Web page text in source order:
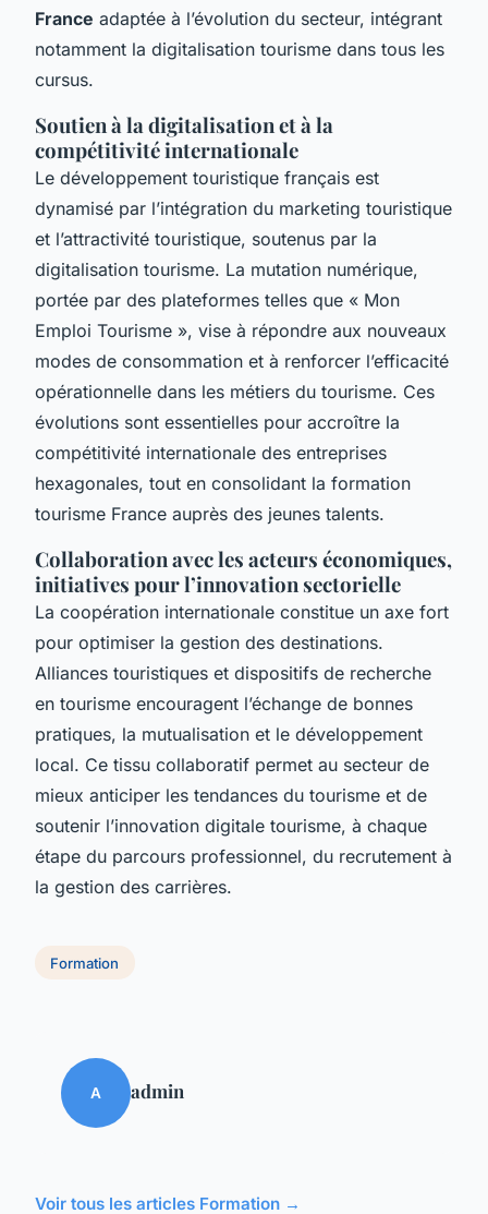
France adaptée à l’évolution du secteur, intégrant
notamment la digitalisation tourisme dans tous les
cursus.
Soutien à la digitalisation et à la
compétitivité internationale
Le développement touristique français est
dynamisé par l’intégration du marketing touristique
et l’attractivité touristique, soutenus par la
digitalisation tourisme. La mutation numérique,
portée par des plateformes telles que « Mon
Emploi Tourisme », vise à répondre aux nouveaux
modes de consommation et à renforcer l’efficacité
opérationnelle dans les métiers du tourisme. Ces
évolutions sont essentielles pour accroître la
compétitivité internationale des entreprises
hexagonales, tout en consolidant la formation
tourisme France auprès des jeunes talents.
Collaboration avec les acteurs économiques,
initiatives pour l’innovation sectorielle
La coopération internationale constitue un axe fort
pour optimiser la gestion des destinations.
Alliances touristiques et dispositifs de recherche
en tourisme encouragent l’échange de bonnes
pratiques, la mutualisation et le développement
local. Ce tissu collaboratif permet au secteur de
mieux anticiper les tendances du tourisme et de
soutenir l’innovation digitale tourisme, à chaque
étape du parcours professionnel, du recrutement à
la gestion des carrières.
Formation
A admin
Voir tous les articles Formation →